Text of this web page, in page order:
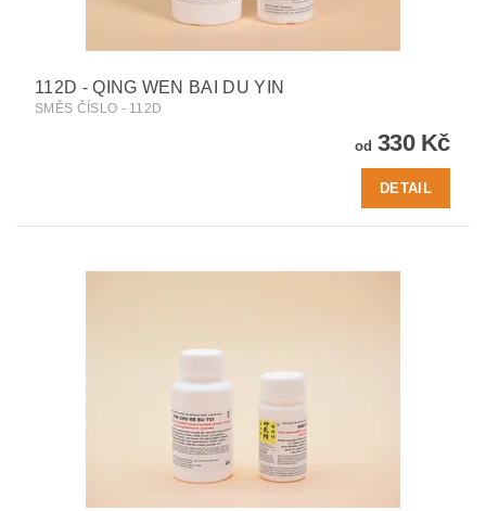
112D - QING WEN BAI DU YIN
SMĚS ČÍSLO - 112D
od 330 Kč
DETAIL